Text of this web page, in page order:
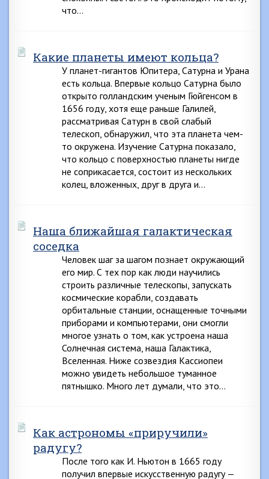
что…
Какие планеты имеют кольца?
У планет-гигантов Юпитера, Сатурна и Урана
есть кольца. Впервые кольцо Сатурна было
открыто голландским ученым Гюйгенсом в
1656 году, хотя еще раньше Галилей,
рассматривая Сатурн в свой слабый
телескоп, обнаружил, что эта планета чем-
то окружена. Изучение Сатурна показало,
что кольцо с поверхностью планеты нигде
не соприкасается, состоит из нескольких
колец, вложенных, друг в друга и…
Наша ближайшая галактическая
соседка
Человек шаг за шагом познает окружающий
его мир. С тех пор как люди научились
строить различные телескопы, запускать
космические корабли, создавать
орбитальные станции, оснащенные точными
приборами и компьютерами, они смогли
многое узнать о том, как устроена наша
Солнечная система, наша Галактика,
Вселенная. Ниже созвездия Кассиопеи
можно увидеть небольшое туманное
пятнышко. Много лет думали, что это…
Как астрономы «приручили»
радугу?
После того как И. Ньютон в 1665 году
получил впервые искусственную радугу —